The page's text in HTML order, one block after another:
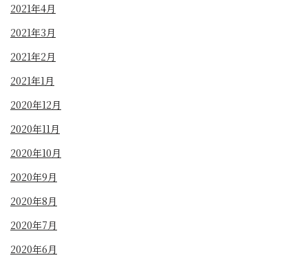
2021年4月
2021年3月
2021年2月
2021年1月
2020年12月
2020年11月
2020年10月
2020年9月
2020年8月
2020年7月
2020年6月